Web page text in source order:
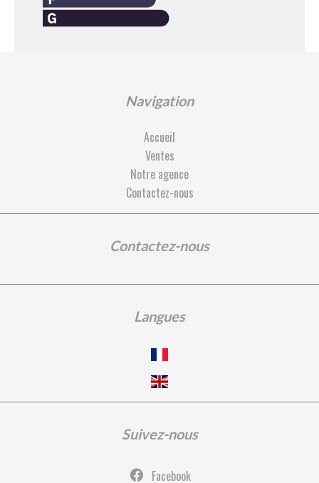
Navigation
Accueil
Ventes
Notre agence
Contactez-nous
Contactez-nous
Langues
Suivez-nous
Facebook